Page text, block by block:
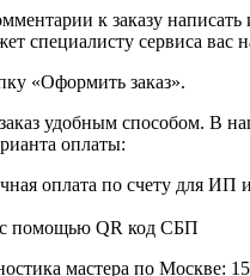
к заказу
специалисту сервиса вас
«Оформить заказ».
удобным способом. В
оплаты:
оплата по счету для ИП
помощью QR код СБП
мастера по Москве: